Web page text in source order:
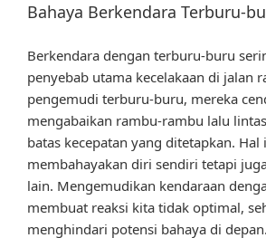
Bahaya Berkendara Terburu-
Berkendara dengan terburu-buru
penyebab utama kecelakaan di jalan
pengemudi terburu-buru, mereka
mengabaikan rambu-rambu lalu
batas kecepatan yang ditetapkan.
membahayakan diri sendiri tetapi
lain. Mengemudikan kendaraan
membuat reaksi kita tidak optimal,
menghindari potensi bahaya di depan.